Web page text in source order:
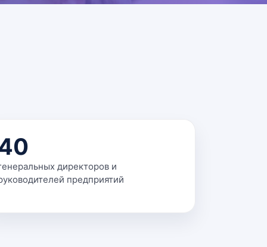
директоров и
предприятий